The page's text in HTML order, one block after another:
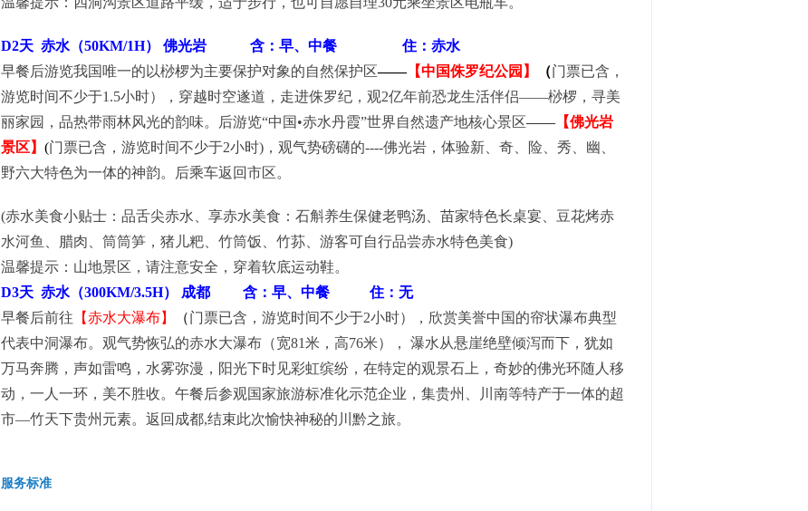
D2天 赤水（50KM/1H） 佛光岩 含：早、中餐 住：赤水
早餐后游览我国唯一的以桫椤为主要保护对象的自然保护区——【中国侏罗纪公园】 （门票已含，
游览时间不少于1.5小时），穿越时空遂道，走进侏罗纪，观2亿年前恐龙生活伴侣——桫椤，寻美
丽家园，品热带雨林风光的韵味。后游览“中国•赤水丹霞”世界自然遗产地核心景区—— 【佛光岩
景区】 (门票已含，游览时间不少于2小时)，观气势磅礴的----佛光岩，体验新、奇、险、秀、幽、
野六大特色为一体的神韵。后乘车返回市区。
(赤水美食小贴士：品舌尖赤水、享赤水美食：石斛养生保健老鸭汤、苗家特色长桌宴、豆花烤赤
水河鱼、腊肉、筒筒笋，猪儿粑、竹筒饭、竹荪、游客可自行品尝赤水特色美食)
温馨提示：山地景区，请注意安全，穿着软底运动鞋。
D3天 赤水（300KM/3.5H） 成都 含：早、中餐 住：无
早餐后前往 【赤水大瀑布】 （门票已含，游览时间不少于2小时），欣赏美誉中国的帘状瀑布典型
代表中洞瀑布。观气势恢弘的赤水大瀑布（宽81米，高76米）， 瀑水从悬崖绝壁倾泻而下，犹如
万马奔腾，声如雷鸣，水雾弥漫，阳光下时见彩虹缤纷，在特定的观景石上，奇妙的佛光环随人移
动，一人一环，美不胜收。午餐后参观国家旅游标准化示范企业，集贵州、川南等特产于一体的超
市—竹天下贵州元素。返回成都,结束此次愉快神秘的川黔之旅。
服务标准